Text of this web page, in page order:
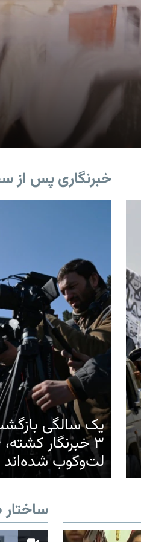
خبرنگاری پس از
یک سالگی
لت‌وکوب شده‌اند
ساختار